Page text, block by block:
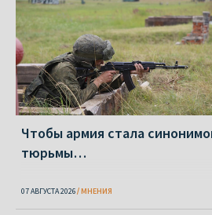
Чтобы армия стала
тюрьмы…
07 АВГУСТА 2026 МНЕНИЯ